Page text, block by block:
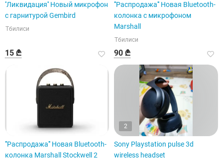
''Ликвидация'' Новый микрофон
с гарнитурой Gembird
Тбилиси
15 ₾
'''Распродажа''' Новая Bluetooth-
колонка с микрофоном
Marshall
Тбилиси
90 ₾
'''Распродажа''' Новая Bluetooth-
колонка Marshall Stockwell 2
2
Sony Playstation pulse 3d
wireless headset